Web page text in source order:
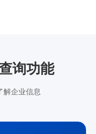
询功能
解企业信息